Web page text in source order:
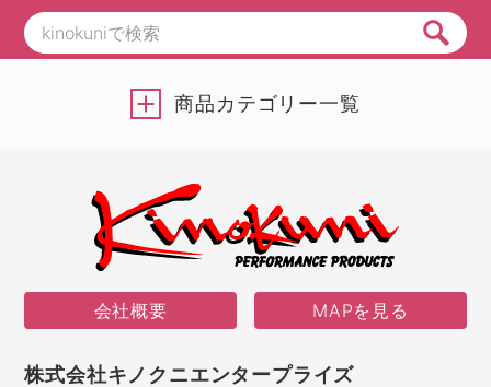
商品カテゴリー一覧
会社概要 MAPを見る
株式会社キノクニエンタープライズ